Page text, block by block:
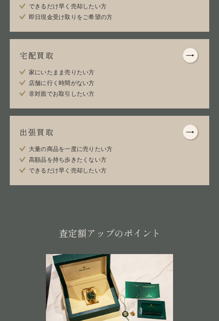
できるだけ早く売却したい方
即日現金受け取りをご希望の方
宅配買取
家にいたまま売りたい方
店舗に行く時間がない方
非対面でお取引したい方
出張買取
大量の商品を一度に売りたい方
高額品を持ち歩きたくない方
できるだけ早く売却したい方
査定額アップのポイント